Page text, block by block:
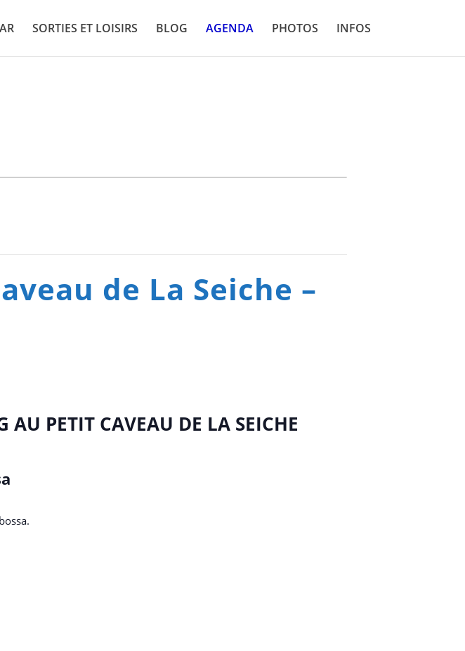
SORTIES ET LOISIRS BLOG AGENDA PHOTOS INFOS
de La Seiche –
AU PETIT CAVEAU DE LA SEICHE